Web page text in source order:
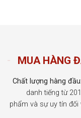
MUA HÀNG
Chất lượng hàng đầu:
danh tiếng từ
phẩm và sự uy tín đối